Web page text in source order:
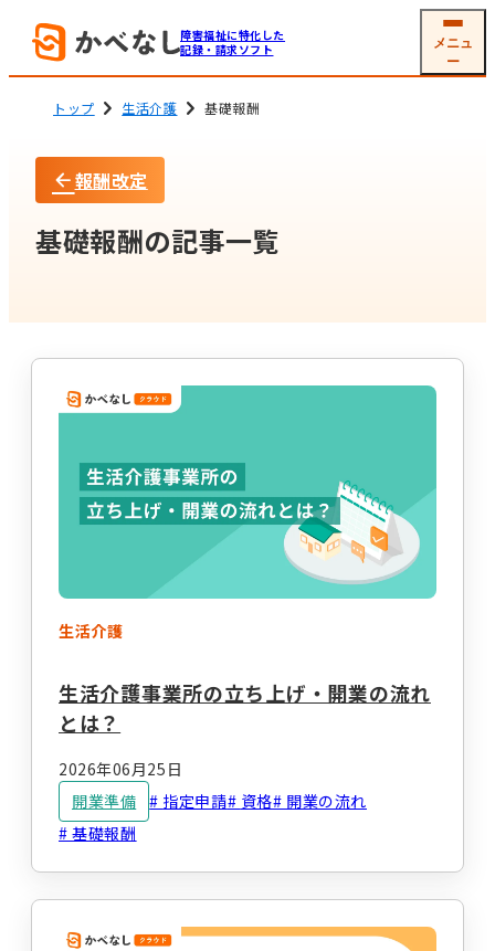
障害福祉に特化した
記録・請求ソフト
メニュ
ー
就労系サービス
生活介護
ソフトの機能
メール交付
開業支援サービス
サービス詳細
法人設立 指定申請代行
求人広告掲載・人材紹介
その他のサービス
レンタルスマホ レンタルタブレット
職員向け動画研修サー
ビス
総合トップ
テーマからコラムを探す
トップ 生活介護 基礎報酬
報酬改定
基礎報酬の記事一覧
生活介護
生活介護事業所の立ち上げ・開業の流れ
とは？
2026年06月25日
開業準備
指定申請 資格
開業の流れ
基礎報酬